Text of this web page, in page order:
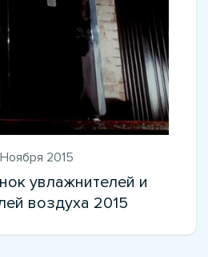
2015
увлажнителей и
воздуха 2015